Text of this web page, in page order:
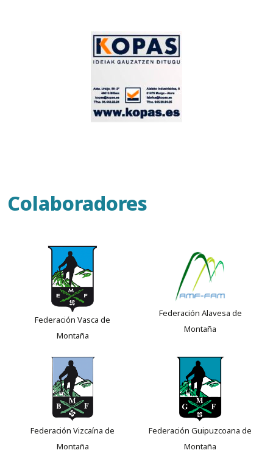
Colaboradores
Federación Vasca de
Montaña
Federación Alavesa de
Montaña
Federación Vizcaína de
Montaña
Federación Guipuzcoana de
Montaña